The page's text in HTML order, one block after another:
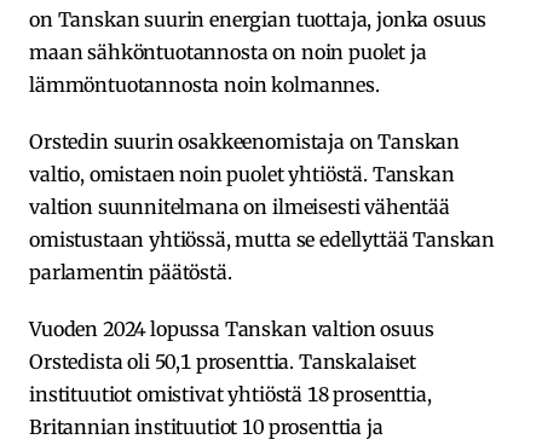
on Tanskan suurin energian tuottaja, jonka osuus
maan sähköntuotannosta on noin puolet ja
lämmöntuotannosta noin kolmannes.
Orstedin suurin osakkeenomistaja on Tanskan
valtio, omistaen noin puolet yhtiöstä. Tanskan
valtion suunnitelmana on ilmeisesti vähentää
omistustaan yhtiössä, mutta se edellyttää Tanskan
parlamentin päätöstä.
Vuoden 2024 lopussa Tanskan valtion osuus
Orstedista oli 50,1 prosenttia. Tanskalaiset
instituutiot omistivat yhtiöstä 18 prosenttia,
Britannian instituutiot 10 prosenttia ja